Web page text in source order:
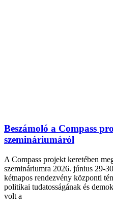
Beszámoló a Compass
szemináriumáról
A Compass projekt keretében
szemináriumra 2026. június 29-
kétnapos rendezvény központi
politikai tudatosságának és
volt a